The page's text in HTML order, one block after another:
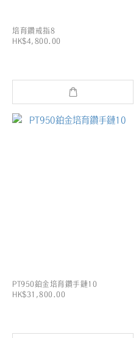
培育鑽戒指8
HK$4,800.00
PT950鉑金培育鑽手鏈10
HK$31,800.00